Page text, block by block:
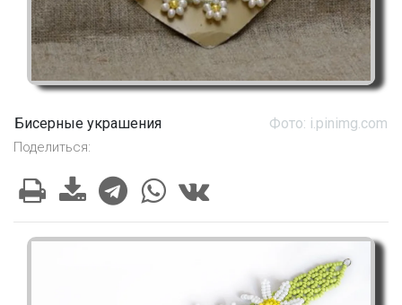
Бисерные украшения Фото: i.pinimg.com
Поделиться: